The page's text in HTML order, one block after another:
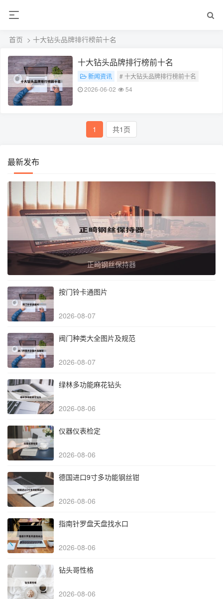
首页 > 十大钻头品牌排行榜前十名
十大钻头品牌排行榜前十名
新闻资讯
# 十大钻头品牌排行榜前十名
2026-06-02
54
1 共1页
最新发布
正畸钢丝保持器
按门铃卡通图片
2026-08-07
阀门种类大全图片及规范
2026-08-07
绿林多功能麻花钻头
2026-08-06
仪器仪表检定
2026-08-06
德国进口9寸多功能钢丝钳
2026-08-06
指南针罗盘天盘找水口
2026-08-06
钻头哥性格
2026-08-06